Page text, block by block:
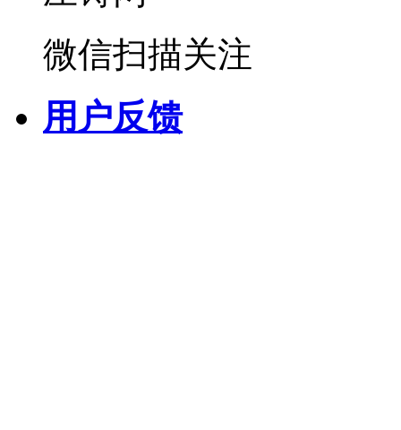
微信扫描关注
用户反馈